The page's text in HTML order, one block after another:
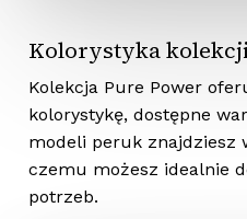
Kolorystyka
Kolekcja Pure Power
kolorystykę, dostępne
modeli peruk znajdziesz
czemu możesz idealnie
potrzeb.